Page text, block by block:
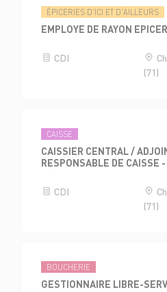
ÉPICERIES D'ICI ET D'AILLEURS
EMPLOYE DE RAYON
CDI
(71)
CAISSE
CAISSIER CENTRAL /
RESPONSABLE DE CAISSE
CDI
(71)
BOUCHERIE
GESTIONNAIRE LIBRE-